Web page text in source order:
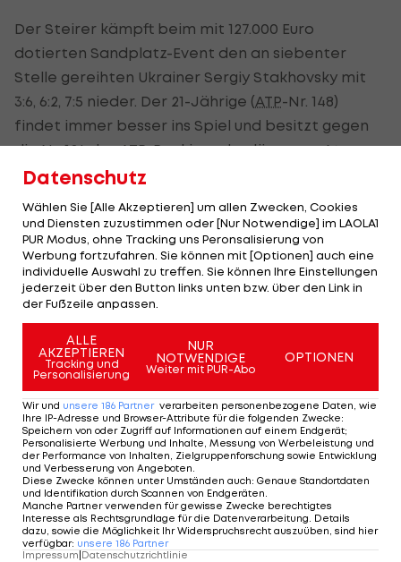
Der Steirer kämpft beim mit 127.000 Euro
dotierten Sandplatz-Event den an siebenter
Stelle gereihten Ukrainer Sergiy Stakhovsky mit
3:6, 6:2, 7:5 nieder. Der 21-Jährige (ATP-Nr. 148)
findet immer besser ins Spiel und besitzt gegen
die Nr. 126 desATP-Rankings den längeren Atem.
In Runde 2 trifft Ofner auf den 24-jährigen
Deutschen Oscar Otte (ATP -181), der Steven Diez
(CAN/Q) 2:6, 6:2, 6:3 bezwingt.
Davis-
gegen
steigt in
Tennis
Mehr zum Thema
Datenschutz
Wählen Sie [Alle Akzeptieren] um allen Zwecken, Cookies
und Diensten zuzustimmen oder [Nur Notwendige] im LAOLA1
PUR Modus, ohne Tracking uns Peronsalisierung von
Werbung fortzufahren. Sie können mit [Optionen] auch eine
individuelle Auswahl zu treffen. Sie können Ihre Einstellungen
jederzeit über den Button links unten bzw. über den Link in
der Fußzeile anpassen.
ALLE
AKZEPTIEREN
Tracking und
Personalisierung
NUR
NOTWENDIGE
Weiter mit PUR-Abo
OPTIONEN
Wir und unsere 186 Partner verarbeiten personenbezogene Daten, wie
Ihre IP-Adresse und Browser-Attribute für die folgenden Zwecke:
Speichern von oder Zugriff auf Informationen auf einem Endgerät;
Personalisierte Werbung und Inhalte, Messung von Werbeleistung und
der Performance von Inhalten, Zielgruppenforschung sowie Entwicklung
und Verbesserung von Angeboten.
Diese Zwecke können unter Umständen auch: Genaue Standortdaten
und Identifikation durch Scannen von Endgeräten.
Manche Partner verwenden für gewisse Zwecke berechtigtes
Interesse als Rechtsgrundlage für die Datenverarbeitung. Details
dazu, sowie die Möglichkeit Ihr Widerspruchsrecht auszuüben, sind hier
verfügbar: unsere 186 Partner
Impressum Datenschutzrichtlinie